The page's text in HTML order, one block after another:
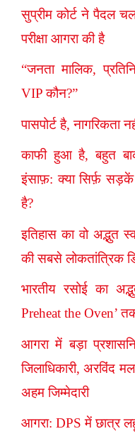
सुप्रीम कोर्ट ने पैदल
परीक्षा आगरा की है
“जनता मालिक,
VIP कौन?”
पासपोर्ट है, नागरिकता
काफी हुआ है, बहुत
इंसाफ़: क्या सिर्फ़
है?
इतिहास का वो अद्भुत
की सबसे लोकतांत्रिक
भारतीय रसोई का
Preheat the Oven’
आगरा में बड़ा
जिलाधिकारी, अरविंद
अहम जिम्मेदारी
आगरा: DPS में छात्र